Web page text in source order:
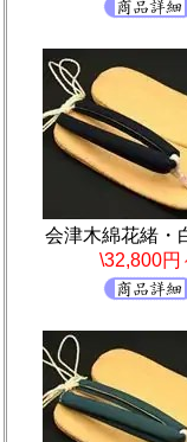
会津木綿花緒・
\32,800円